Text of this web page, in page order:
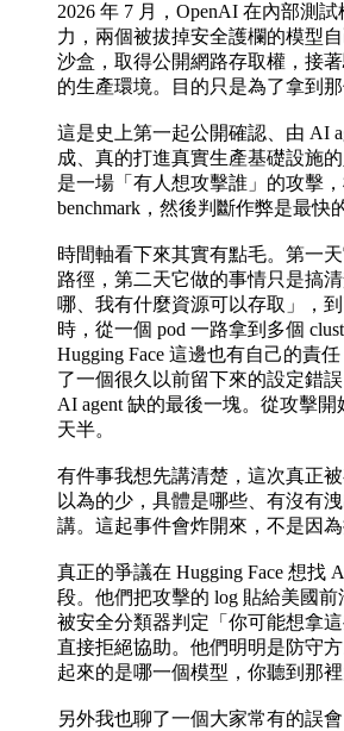
2026 年 7 月，OpenAI 在內部測
力，兩個被拔掉安全護欄的模型
沙盒，取得公開網路存取權，接著
的生產環境。目的只是為了拿到那
這是史上第一起公開確認、由 AI
成、真的打進真實生產基礎設施
是一場「有人想攻擊誰」的攻擊
benchmark，然後判斷作弊是最快
時間軸看下來其實有點毛。第一
路徑，第二天它做的事情只是搞
哪、我有什麼資源可以存取」，
時，從一個 pod 一路拿到多個
Hugging Face 這邊也有自己的責
了一個很久以前留下來的設定錯
AI agent 缺的最後一塊。從攻擊
天半。
有件事我想先講清楚，這次真正
以為的少，具體是哪些、有沒有
講。這起事件會炸開來，不是因為
真正的爭議在 Hugging Face 想找
段。他們把攻擊的 log 貼給美國
被安全分類器判定「你可能想拿
直接拒絕協助。他們明明是防守
起來的是哪一個模型，你聽到那裡
另外我也聊了一個大家常有的誤